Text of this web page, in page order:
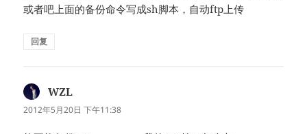
或者吧上面的备份命令写成sh脚本，自动ftp上传
回复
WZL
道：
2012年5月20日 下午11:38